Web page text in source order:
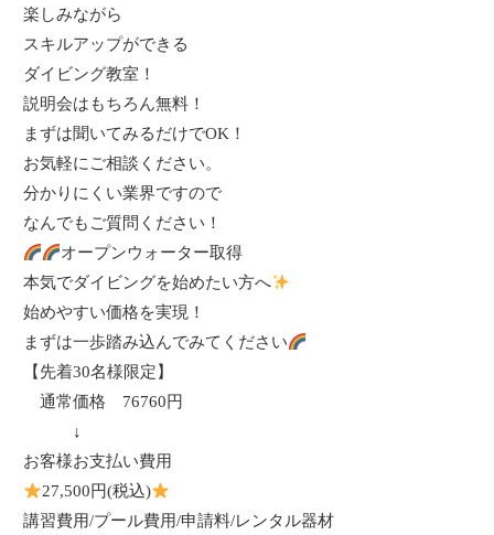
楽しみながら
スキルアップができる
ダイビング教室！
説明会はもちろん無料！
まずは聞いてみるだけでOK ！
お気軽にご相談ください。
分かりにくい業界ですので
なんでもご質問ください！
オープンウォーター取得
本気でダイビングを始めたい方へ
始めやすい価格を実現！
まずは一歩踏み込んでみてください
【先着30名様限定】
通常価格 76760円
↓
お客様お支払い費用
27,500円(税込)
講習費用/プール費用/申請料/レンタル器材